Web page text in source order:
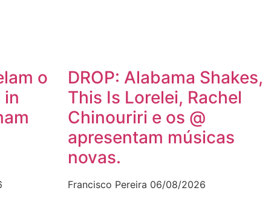
o
in
DROP: Alabama Shakes,
This Is Lorelei, Rachel
Chinouriri e os @
apresentam músicas
novas.
Francisco Pereira 06/08/2026